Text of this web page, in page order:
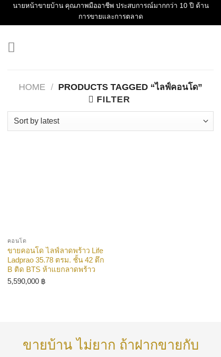
Skipนายหน้าขายบ้าน คุณภาพมืออาชีพ ประสบการณ์มากกว่า 10 ปี ด้าน
การขายและการตลาด
HOME / PRODUCTS TAGGED “ไลฟ์คอนโด”
FILTER
คอนโด
ขายคอนโด ไลฟ์ลาดพร้าว Life
Ladprao 35.78 ตรม. ชั้น 42 ตึก
B ติด BTS ห้าแยกลาดพร้าว
5,590,000 ฿
ขายบ้าน ไม่ยาก ถ้าฝากขายกับ